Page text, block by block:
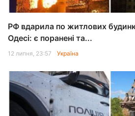
РФ вдарила по житлових
Одесі: є поранені та...
12 липня, 23:57 Україна